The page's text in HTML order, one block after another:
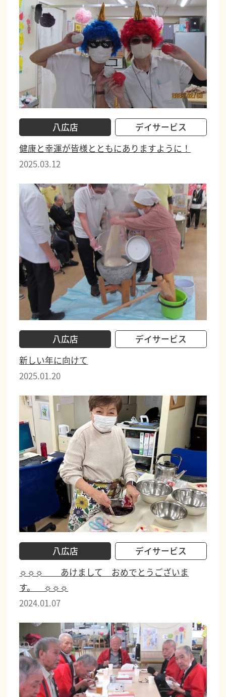
八広店
デイサービス
健康と幸運が皆様とともにありますように！
2025.03.12
八広店
デイサービス
新しい年に向けて
2025.01.20
八広店
デイサービス
☼☼☼ あけまして おめでとうございま
す。 ☼☼☼
2024.01.07